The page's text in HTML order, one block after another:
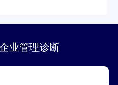
业管理诊断